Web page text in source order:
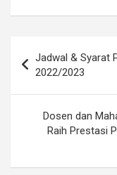
e
o
k
t
r
r
pos
Jadwal & Syarat
2022/2023
Dosen dan
Raih Prestasi